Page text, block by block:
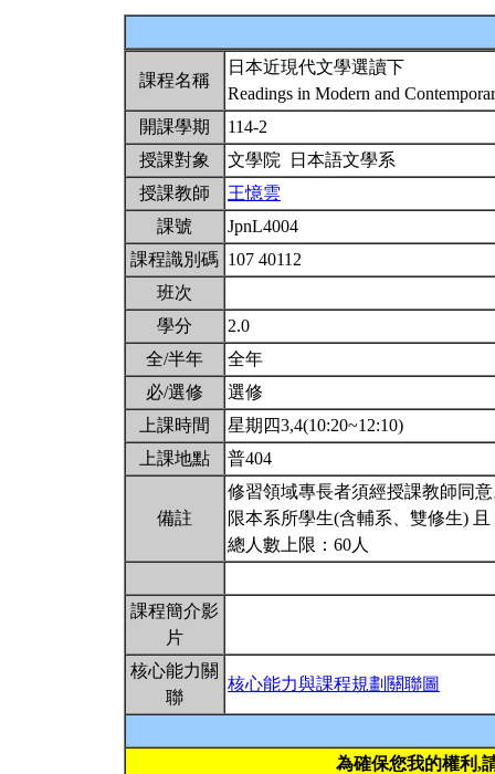
課程名稱
日本近現代文學選讀下
Readings in Modern and
開課學期
114-2
授課對象
文學院 日本語文學系
授課教師
王憶雲
課號
JpnL4004
課程識別碼 107 40112
班次
學分
2.0
全/半年
全年
必/選修
選修
上課時間
星期四3,4(10:20~12:10)
上課地點
普404
備註
修習領域專長者須經授課教師同
限本系所學生(含輔系、雙修生)
總人數上限：60人
課程簡介影
片
核心能力關
聯
核心能力與課程規劃關聯圖
為確保您我的權利,